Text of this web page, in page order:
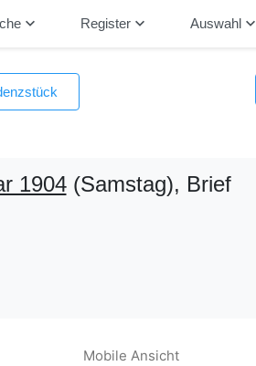
keyboard_arrow_down Registerkeyboard_arrow_down Auswahlkeyboard_arrow_down
1904(Samstag), Brief
Mobile Ansicht